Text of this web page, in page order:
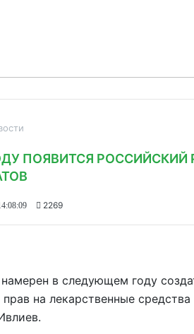
ПОЯВИТСЯ
2269
намерен в следующем году
на лекарственные